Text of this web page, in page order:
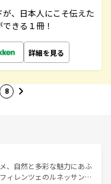
、日本人にこそ伝えた
きる１冊！
詳細を見る
8
、自然と多彩な魅力にあふ
ィレンツェのルネッサンス